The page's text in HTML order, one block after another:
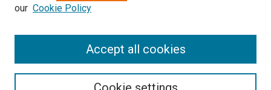
our Cookie Policy
Accept all cookies